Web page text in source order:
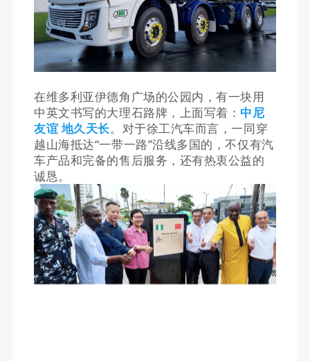
在维多利亚伊德角广场的公园内，有一块用
中英文书写的大理石路牌，上面写着： 中尼
友谊 地久天长。对于徐工汽车而言，一同穿
越山海抵达“一带一路”沿线多国的，不仅有汽
车产品和完备的售后服务，还有热衷公益的
诚恳。